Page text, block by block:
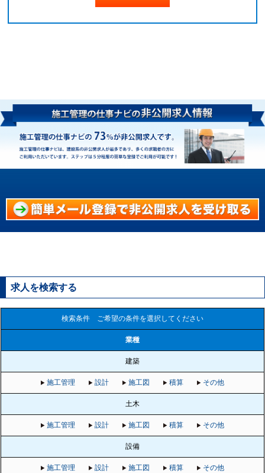
求人を検索する
検索条件 ご希望の条件を選択してください
業種
建築
施工管理 設計 施工図 積算 その他
土木
施工管理 設計 施工図 積算 その他
設備
施工管理 設計 施工図 積算 その他